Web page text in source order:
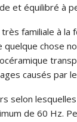
et équilibré à
familiale à
chose
causés par
selon
de 60 Hz.